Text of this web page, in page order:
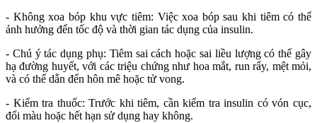
- Không xoa bóp khu vực tiêm: Việc xoa bóp sau khi tiêm có thể
ảnh hưởng đến tốc độ và thời gian tác dụng của insulin.
- Chú ý tác dụng phụ: Tiêm sai cách hoặc sai liều lượng có thể gây
hạ đường huyết, với các triệu chứng như hoa mắt, run rẩy, mệt mỏi,
và có thể dẫn đến hôn mê hoặc tử vong.
- Kiểm tra thuốc: Trước khi tiêm, cần kiểm tra insulin có vón cục,
đổi màu hoặc hết hạn sử dụng hay không.